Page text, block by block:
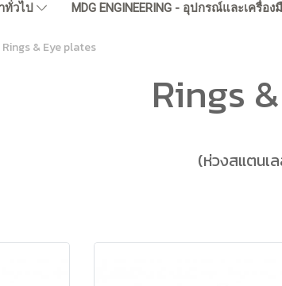
ทั่วไป MDG ENGINEERING - อุปกรณ์และเครื่อ
Rings & Eye plates
Rings
(ห่วงสแตนเ